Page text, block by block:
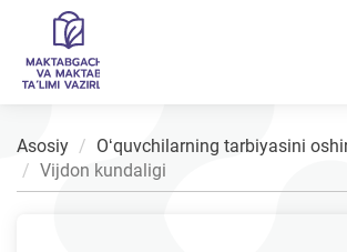
Asosiy
Oʻquvchilarning tarbiyasini
Vijdon kundaligi